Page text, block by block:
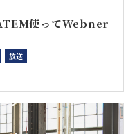
使ってWebner
放送